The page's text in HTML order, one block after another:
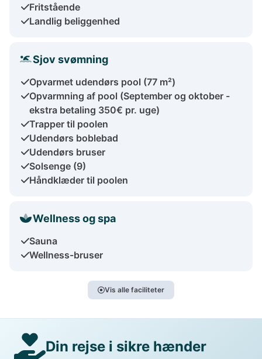
Fritstående
Landlig beliggenhed
Sjov svømning
Opvarmet udendørs pool (77 m²)
Opvarmning af pool (September og oktober -
ekstra betaling 350€ pr. uge)
Trapper til poolen
Udendørs boblebad
Udendørs bruser
Solsenge (9)
Håndklæder til poolen
Wellness og spa
Sauna
Wellness-bruser
Vis alle faciliteter
Din rejse i sikre hænder